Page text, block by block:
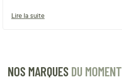
Lire la suite
NOS MARQUES DU MOMENT